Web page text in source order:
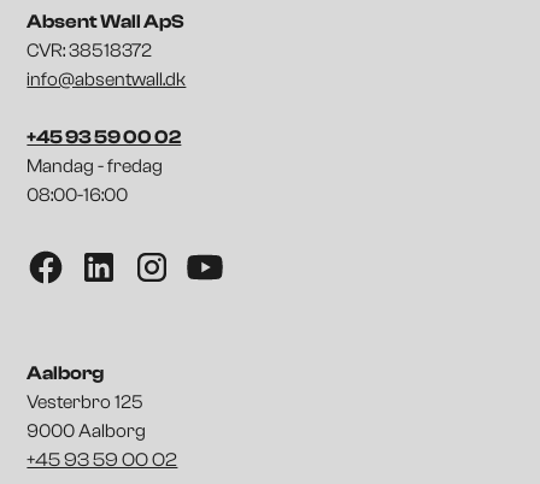
Absent Wall ApS
CVR: 38518372
info@absentwall.dk
+45 93 59 00 02
Mandag - fredag
08:00-16:00
Aalborg
Vesterbro 125
9000 Aalborg
+45 93 59 00 02